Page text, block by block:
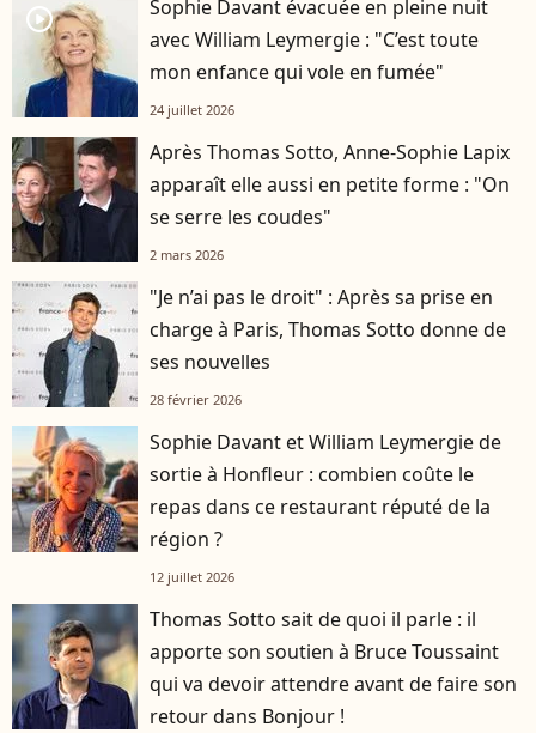
player2
Sophie Davant évacuée en pleine nuit
avec William Leymergie : "C’est toute
mon enfance qui vole en fumée"
24 juillet 2026
Après Thomas Sotto, Anne-Sophie Lapix
apparaît elle aussi en petite forme : "On
se serre les coudes"
2 mars 2026
"Je n’ai pas le droit" : Après sa prise en
charge à Paris, Thomas Sotto donne de
ses nouvelles
28 février 2026
Sophie Davant et William Leymergie de
sortie à Honfleur : combien coûte le
repas dans ce restaurant réputé de la
région ?
12 juillet 2026
Thomas Sotto sait de quoi il parle : il
apporte son soutien à Bruce Toussaint
qui va devoir attendre avant de faire son
retour dans Bonjour !